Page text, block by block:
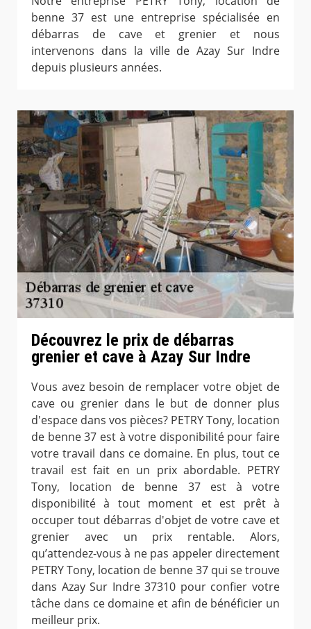
benne 37 est une entreprise spécialisée en
débarras de cave et grenier et nous
intervenons dans la ville de Azay Sur Indre
depuis plusieurs années.
Découvrez le prix de débarras
grenier et cave à Azay Sur Indre
Vous avez besoin de remplacer votre objet de
cave ou grenier dans le but de donner plus
d'espace dans vos pièces? PETRY Tony, location
de benne 37 est à votre disponibilité pour faire
votre travail dans ce domaine. En plus, tout ce
travail est fait en un prix abordable. PETRY
Tony, location de benne 37 est à votre
disponibilité à tout moment et est prêt à
occuper tout débarras d'objet de votre cave et
grenier avec un prix rentable. Alors,
qu’attendez-vous à ne pas appeler directement
PETRY Tony, location de benne 37 qui se trouve
dans Azay Sur Indre 37310 pour confier votre
tâche dans ce domaine et afin de bénéficier un
meilleur prix.